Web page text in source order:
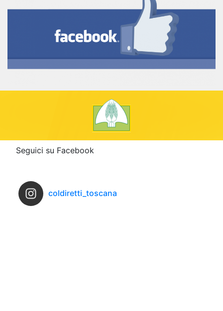
Seguici su Facebook
coldiretti_toscana